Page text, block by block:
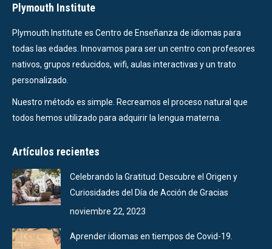
Plymouth Institute
Plymouth Institute es Centro de Enseñanza de idiomas para
todas las edades. Innovamos para ser un centro con profesores
nativos, grupos reducidos, wifi, aulas interactivas y un trato
personalizado.
Nuestro método es simple. Recreamos el proceso natural que
todos hemos utilizado para adquirir la lengua materna.
Artículos recientes
Celebrando la Gratitud: Descubre el Origen y
Curiosidades del Día de Acción de Gracias
noviembre 22, 2023
Aprender idiomas en tiempos de Covid-19.